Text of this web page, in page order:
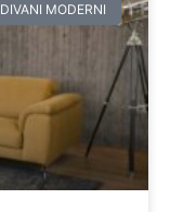
DIVANI MODERNI